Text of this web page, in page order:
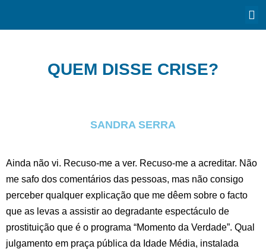
QUEM DISSE CRISE?
SANDRA SERRA
Ainda não vi. Recuso-me a ver. Recuso-me a acreditar. Não
me safo dos comentários das pessoas, mas não consigo
perceber qualquer explicação que me dêem sobre o facto
que as levas a assistir ao degradante espectáculo de
prostituição que é o programa “Momento da Verdade”. Qual
julgamento em praça pública da Idade Média, instalada